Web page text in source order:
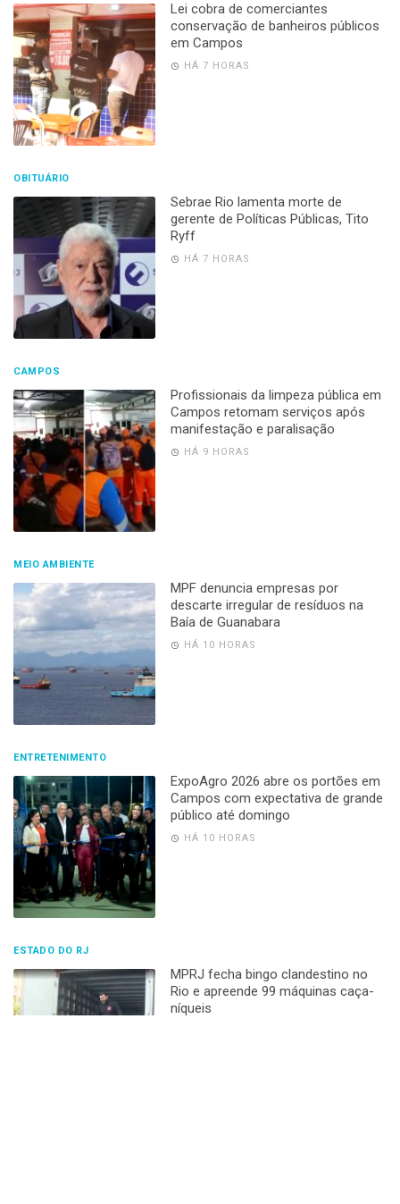
Lei cobra de comerciantes
conservação de banheiros públicos
em Campos
HÁ 7 HORAS
OBITUÁRIO
Sebrae Rio lamenta morte de
gerente de Políticas Públicas, Tito
Ryff
HÁ 7 HORAS
CAMPOS
Profissionais da limpeza pública em
Campos retomam serviços após
manifestação e paralisação
HÁ 9 HORAS
MEIO AMBIENTE
MPF denuncia empresas por
descarte irregular de resíduos na
Baía de Guanabara
HÁ 10 HORAS
ENTRETENIMENTO
ExpoAgro 2026 abre os portões em
Campos com expectativa de grande
público até domingo
HÁ 10 HORAS
ESTADO DO RJ
MPRJ fecha bingo clandestino no
Rio e apreende 99 máquinas caça-
níqueis